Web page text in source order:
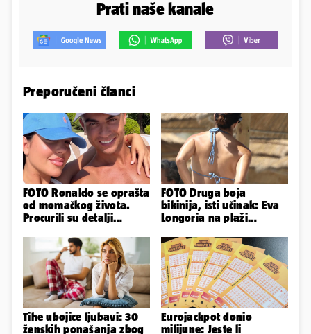
Prati naše kanale
Preporučeni članci
FOTO Ronaldo se oprašta
od momačkog života.
Procurili su detalji
FOTO Druga boja
bikinija, isti učinak: Eva
Longoria na plaži
obline
Tihe ubojice ljubavi: 30
ženskih ponašanja zbog
Eurojackpot donio
milijune: Jeste li